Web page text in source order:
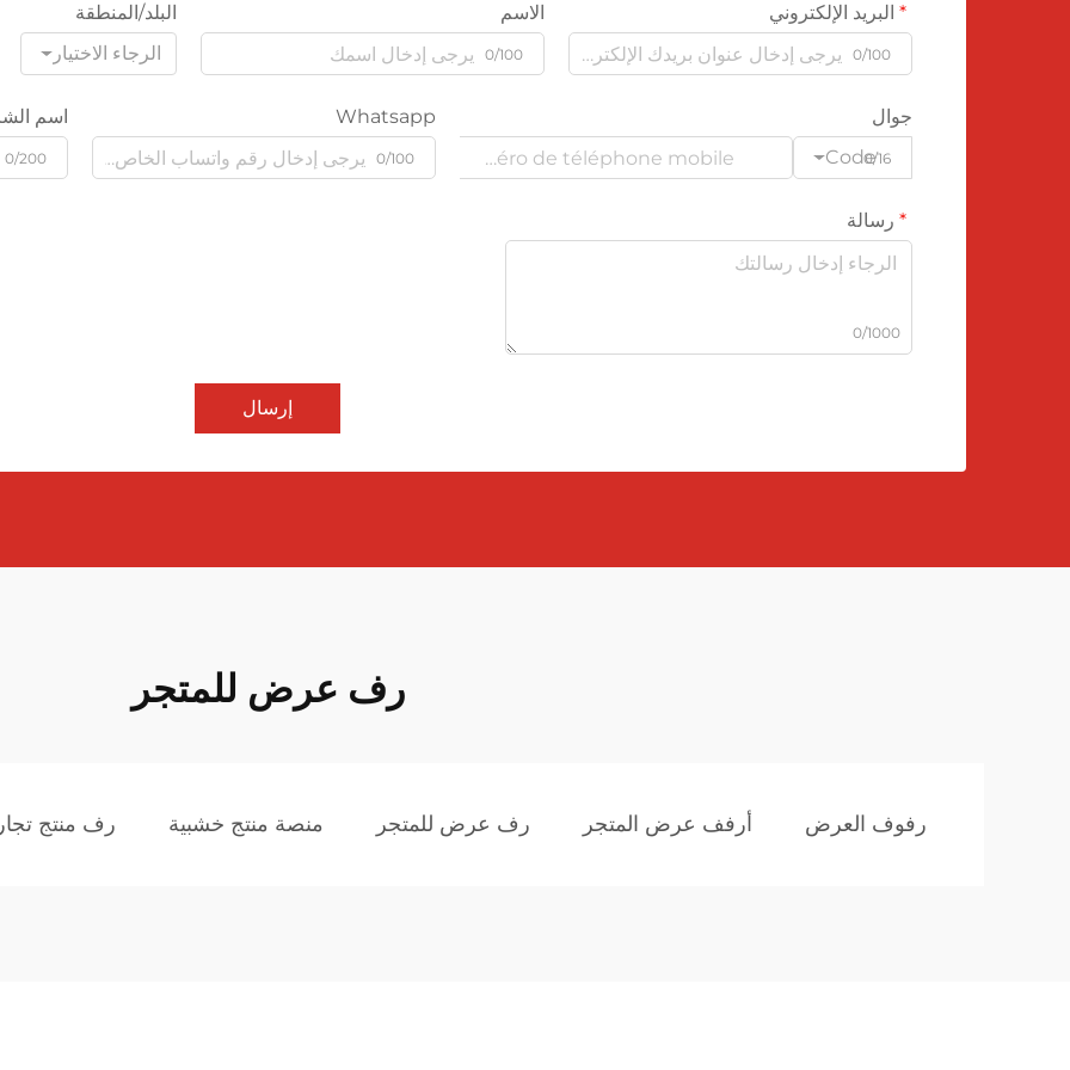
البريد الإلكتروني
0/100
الاسم
0/100
البلد/المنطقة
الرجاء الاختيار
جوال
Code0/16
Whatsapp
0/100
اسم
0/200
رسالة
0/1000
إرسال
رف عرض للمتجر
رفوف العرض أرفف عرض المتجر رف عرض للمتجر منصة منتج خشبية رف منتج